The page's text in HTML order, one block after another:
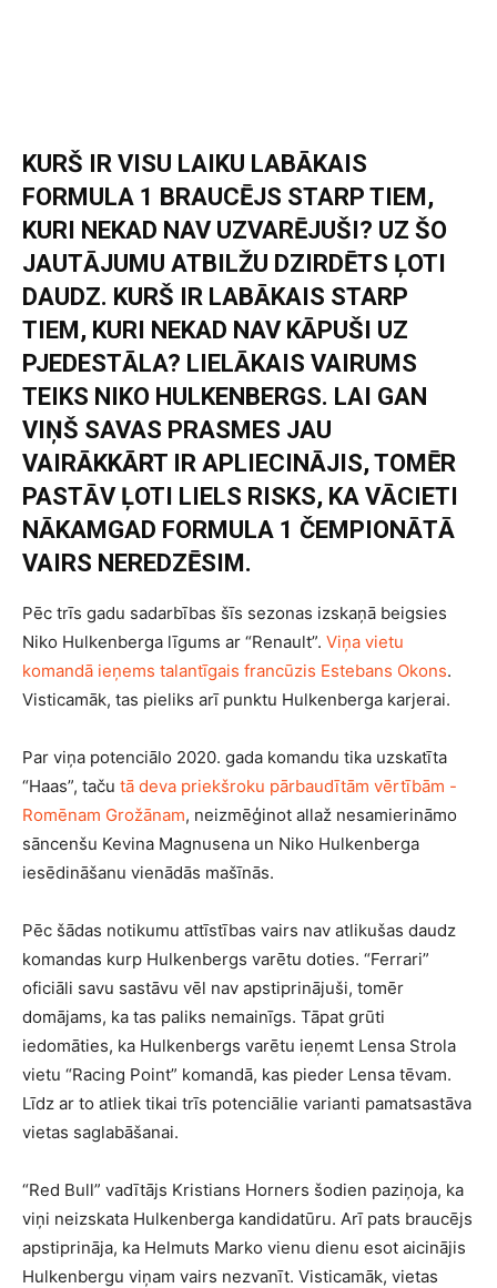
KURŠ IR VISU LAIKU LABĀKAIS
FORMULA 1 BRAUCĒJS STARP TIEM,
KURI NEKAD NAV UZVARĒJUŠI? UZ ŠO
JAUTĀJUMU ATBILŽU DZIRDĒTS ĻOTI
DAUDZ. KURŠ IR LABĀKAIS STARP
TIEM, KURI NEKAD NAV KĀPUŠI UZ
PJEDESTĀLA? LIELĀKAIS VAIRUMS
TEIKS NIKO HULKENBERGS. LAI GAN
VIŅŠ SAVAS PRASMES JAU
VAIRĀKKĀRT IR APLIECINĀJIS, TOMĒR
PASTĀV ĻOTI LIELS RISKS, KA VĀCIETI
NĀKAMGAD FORMULA 1 ČEMPIONĀTĀ
VAIRS NEREDZĒSIM.
Pēc trīs gadu sadarbības šīs sezonas izskaņā beigsies
Niko Hulkenberga līgums ar “Renault”. Viņa vietu
komandā ieņems talantīgais francūzis Estebans Okons.
Visticamāk, tas pieliks arī punktu Hulkenberga karjerai.
Par viņa potenciālo 2020. gada komandu tika uzskatīta
“Haas”, taču tā deva priekšroku pārbaudītām vērtībām -
Romēnam Grožānam, neizmēģinot allaž nesamierināmo
sāncenšu Kevina Magnusena un Niko Hulkenberga
iesēdināšanu vienādās mašīnās.
Pēc šādas notikumu attīstības vairs nav atlikušas daudz
komandas kurp Hulkenbergs varētu doties. “Ferrari”
oficiāli savu sastāvu vēl nav apstiprinājuši, tomēr
domājams, ka tas paliks nemainīgs. Tāpat grūti
iedomāties, ka Hulkenbergs varētu ieņemt Lensa Strola
vietu “Racing Point” komandā, kas pieder Lensa tēvam.
Līdz ar to atliek tikai trīs potenciālie varianti pamatsastāva
vietas saglabāšanai.
“Red Bull” vadītājs Kristians Horners šodien paziņoja, ka
viņi neizskata Hulkenberga kandidatūru. Arī pats braucējs
apstiprināja, ka Helmuts Marko vienu dienu esot aicinājis
Hulkenbergu viņam vairs nezvanīt. Visticamāk, vietas